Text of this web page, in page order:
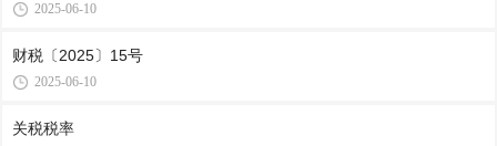
2025-06-10
财税〔2025〕15号
2025-06-10
关税税率